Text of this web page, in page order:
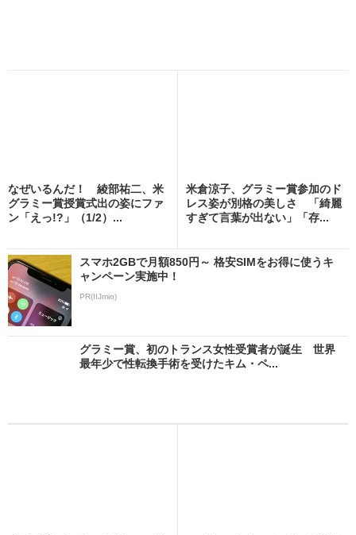
なぜいるんだ！ 綾部祐二、米
グラミー賞授賞式出の姿にファ
ン「えっ!?」（1/2）...
米倉涼子、グラミー賞参加のド
レス姿が別格の美しさ 「綺麗
すぎて言葉が出ない」「存...
スマホ2GBで月額850円～ 格安SIMをお得に使うキ
ャンペーン実施中！
PR(IIJmio)
グラミー賞、初のトランス女性受賞者が誕生 世界
最年少で性転換手術を受けたキム・ペ...